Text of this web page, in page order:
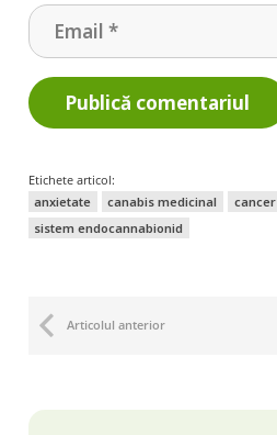
Publică comentariul
Etichete articol:
anxietate
canabis medicinal cancer
sistem endocannabionid
Articolul anterior